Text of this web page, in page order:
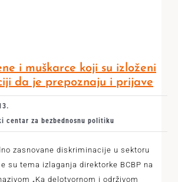
i muškarce koji su izloženi
da je prepoznaju i prijave
centar za bezbednosnu politiku
zasnovane diskriminacije u sektoru
su tema izlaganja direktorke BCBP na
„Ka delotvornom i održivom